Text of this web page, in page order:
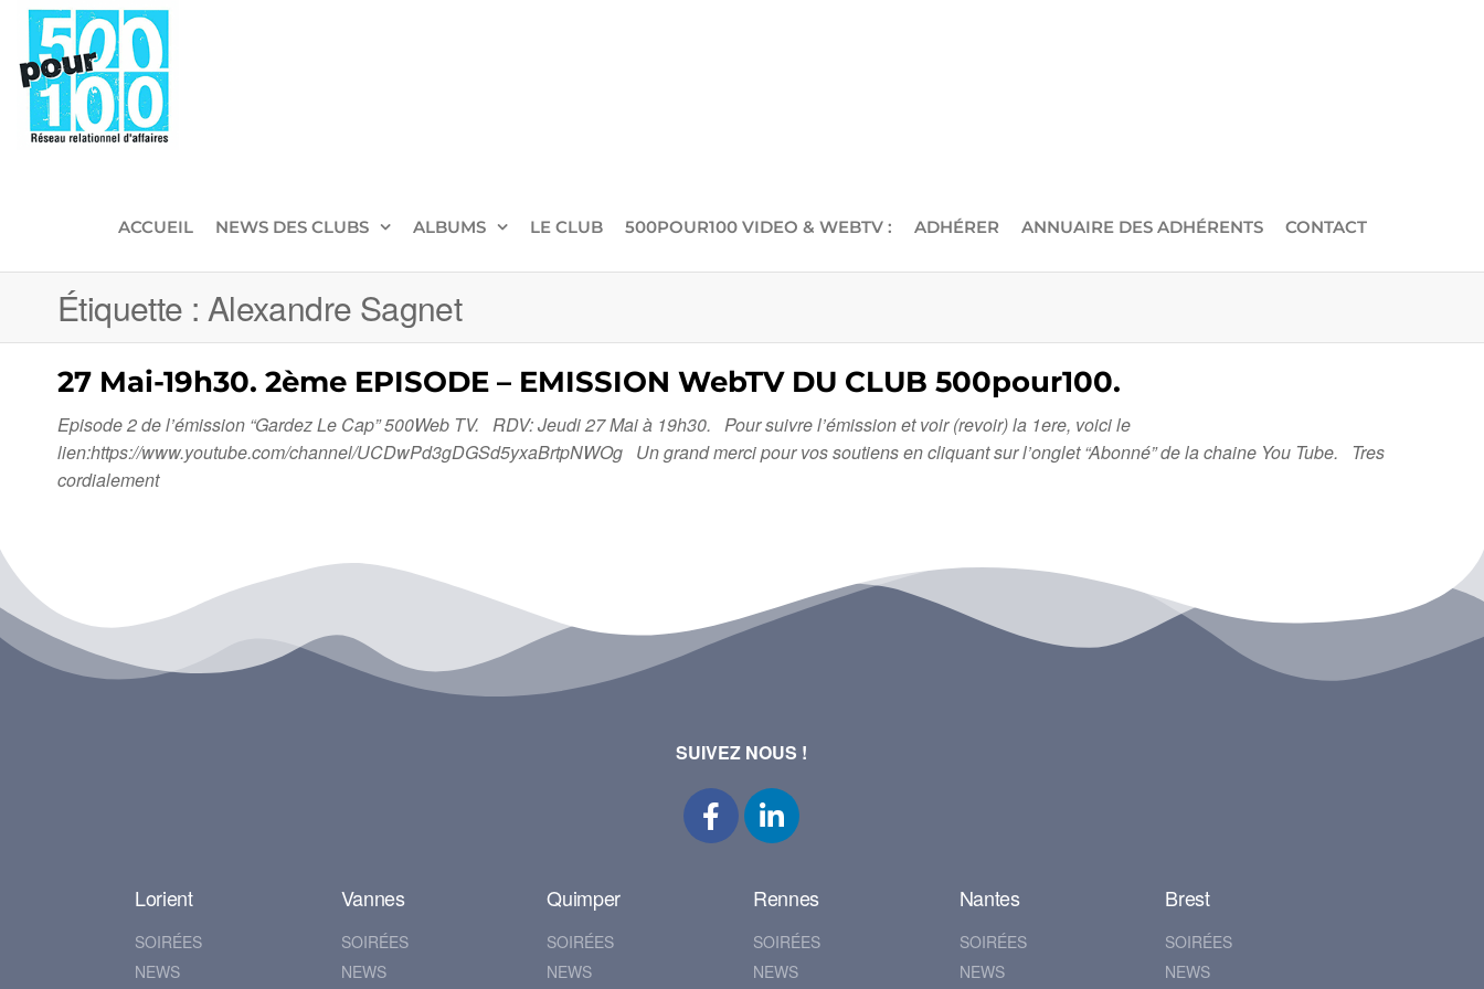
ACCUEIL NEWS DES CLUBS ALBUMS LE CLUB 500POUR100 VIDEO & WEBTV : ADHÉRER ANNUAIRE DES ADHÉRENTS CONTACT
Étiquette : Alexandre Sagnet
27 Mai-19h30. 2ème EPISODE – EMISSION WebTV DU CLUB 500pour100.
Episode 2 de l’émission “Gardez Le Cap” 500Web TV. RDV: Jeudi 27 Mai à 19h30. Pour suivre l’émission et voir (revoir) la 1ere, voici le
lien:https://www.youtube.com/channel/UCDwPd3gDGSd5yxaBrtpNWOg Un grand merci pour vos soutiens en cliquant sur l’onglet “Abonné” de la chaine You Tube. Tres
cordialement
SUIVEZ NOUS !
Lorient
SOIRÉES
NEWS
Vannes
SOIRÉES
NEWS
Quimper
SOIRÉES
NEWS
Rennes
SOIRÉES
NEWS
Nantes
SOIRÉES
NEWS
Brest
SOIRÉES
NEWS